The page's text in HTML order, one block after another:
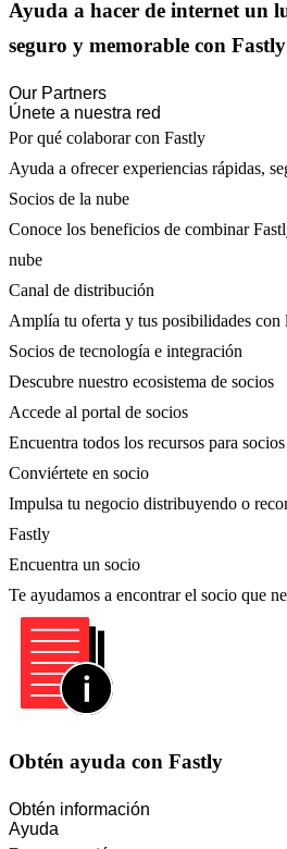
Ayuda a hacer de internet un
seguro y memorable con Fastly
Our Partners
Únete a nuestra red
Por qué colaborar con Fastly
Ayuda a ofrecer experiencias rápidas,
Socios de la nube
Conoce los beneficios de combinar
nube
Canal de distribución
Amplía tu oferta y tus posibilidades con
Socios de tecnología e integración
Descubre nuestro ecosistema de socios
Accede al portal de socios
Encuentra todos los recursos para
Conviértete en socio
Impulsa tu negocio distribuyendo o
Fastly
Encuentra un socio
Te ayudamos a encontrar el socio que
Obtén ayuda con Fastly
Obtén información
Ayuda